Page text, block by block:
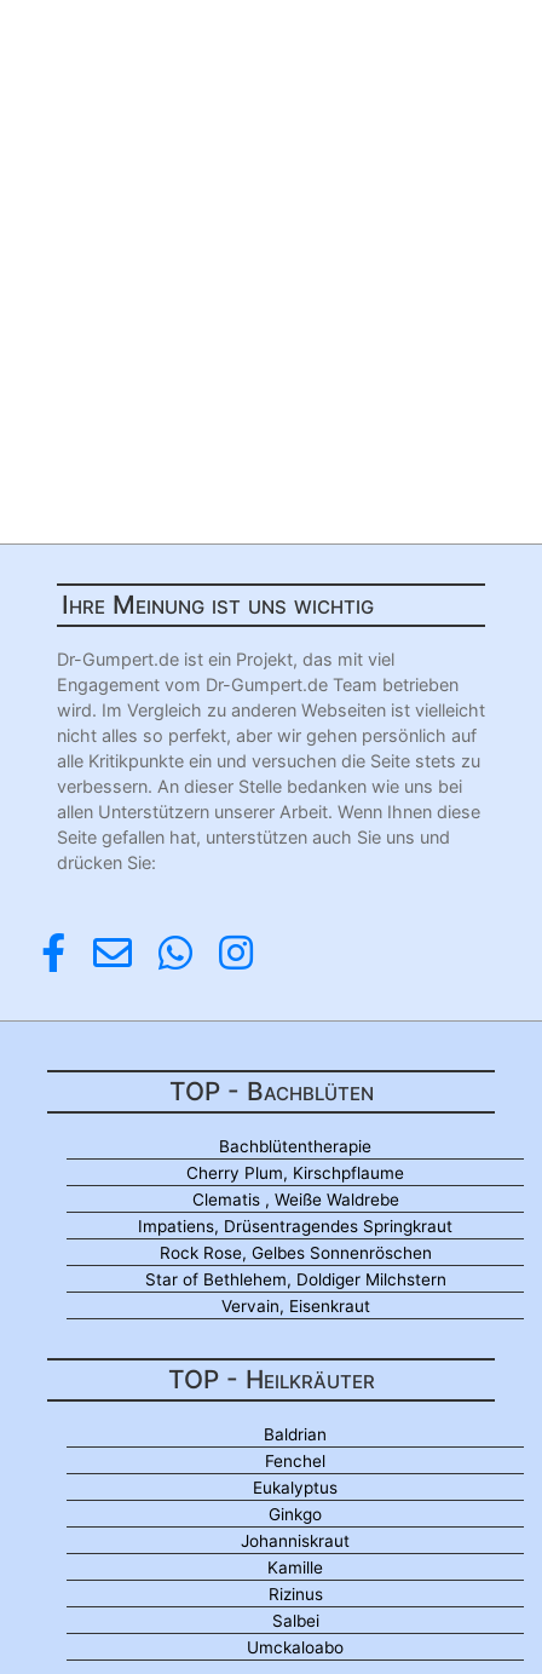
Ihre Meinung ist uns wichtig
Dr-Gumpert.de ist ein Projekt, das mit viel
Engagement vom Dr-Gumpert.de Team betrieben
wird. Im Vergleich zu anderen Webseiten ist vielleicht
nicht alles so perfekt, aber wir gehen persönlich auf
alle Kritikpunkte ein und versuchen die Seite stets zu
verbessern. An dieser Stelle bedanken wie uns bei
allen Unterstützern unserer Arbeit. Wenn Ihnen diese
Seite gefallen hat, unterstützen auch Sie uns und
drücken Sie:
TOP - Bachblüten
Bachblütentherapie
Cherry Plum, Kirschpflaume
Clematis , Weiße Waldrebe
Impatiens, Drüsentragendes Springkraut
Rock Rose, Gelbes Sonnenröschen
Star of Bethlehem, Doldiger Milchstern
Vervain, Eisenkraut
TOP - Heilkräuter
Baldrian
Fenchel
Eukalyptus
Ginkgo
Johanniskraut
Kamille
Rizinus
Salbei
Umckaloabo